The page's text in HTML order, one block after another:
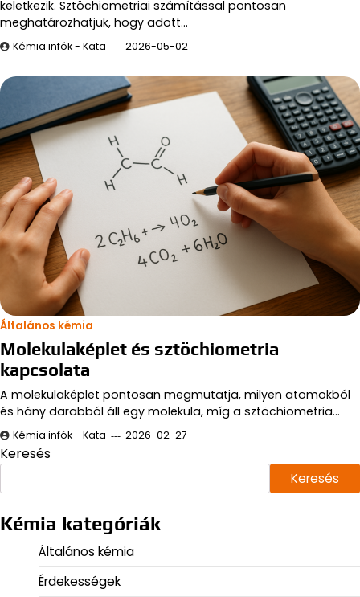
keletkezik. Sztöchiometriai számítással pontosan
meghatározhatjuk, hogy adott…
Kémia infók - Kata 2026-05-02
Általános kémia
Molekulaképlet és sztöchiometria
kapcsolata
A molekulaképlet pontosan megmutatja, milyen atomokból
és hány darabból áll egy molekula, míg a sztöchiometria…
Kémia infók - Kata 2026-02-27
Keresés
Keresés
Kémia kategóriák
Általános kémia
Érdekességek